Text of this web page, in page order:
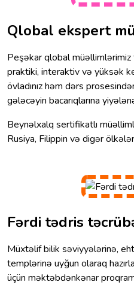
Qlobal ekspert
Peşəkar qlobal
praktiki, interaktiv və yüksək
övladınız həm dərs
gələcəyin bacarıqlarına
Beynəlxalq sertifikatlı
Rusiya, Filippin və digər
Fərdi tədris
Müxtəlif bilik səviyyələrinə,
templərinə uyğun olaraq
üçün məktəbdənkənar